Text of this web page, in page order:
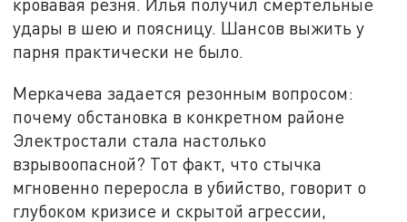
удары в шею и поясницу. Шансов выжить у
парня практически не было.
Меркачева задается резонным вопросом:
почему обстановка в конкретном районе
Электростали стала настолько
взрывоопасной? Тот факт, что стычка
мгновенно переросла в убийство, говорит о
глубоком кризисе и скрытой агрессии,